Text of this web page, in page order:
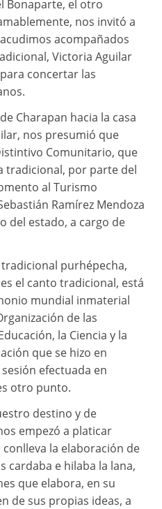
Bonaparte, el otro
nos invitó a
acompañados
Victoria Aguilar
concertar las
Charapan hacia la casa
nos presumió que
Comunitario, que
tradicional, por parte del
al Turismo
Ramírez Mendoza
del estado, a cargo de
purhépecha,
el canto tradicional, está
mundial inmaterial
de las
la Ciencia y la
que se hizo en
efectuada en
otro punto.
destino y de
empezó a platicar
la elaboración de
cardaba e hilaba la lana,
que elabora, en su
de sus propias ideas, a